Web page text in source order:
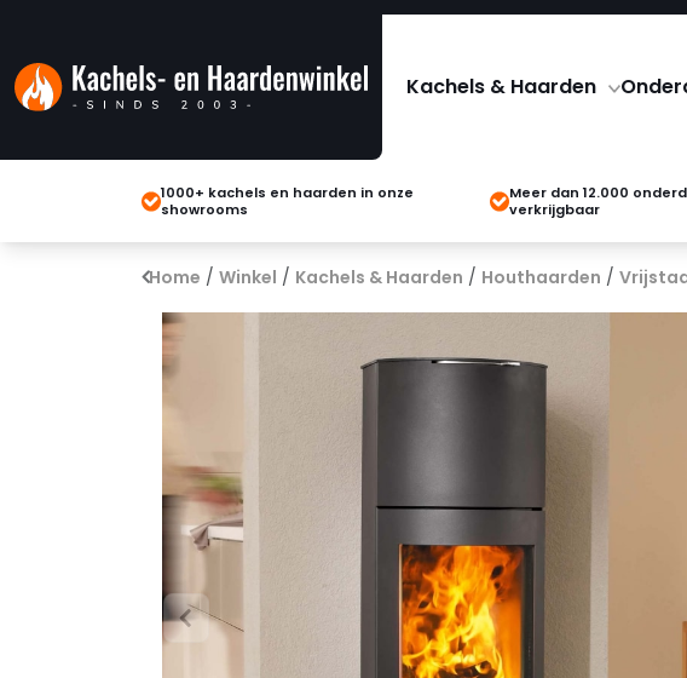
Kachels & Haarden
1000+ kachels en haarden in onze
showrooms
Meer dan 12.000
verkrijgbaar
Home / Winkel / Kachels & Haarden / Houthaarden /